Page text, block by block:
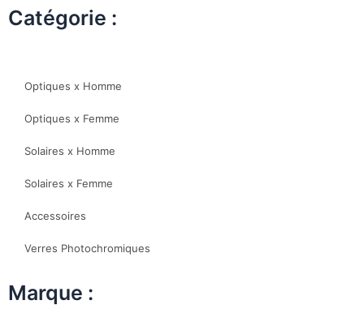
Catégorie :
Optiques x Homme
Optiques x Femme
Solaires x Homme
Solaires x Femme
Accessoires
Verres Photochromiques
Marque :